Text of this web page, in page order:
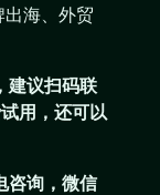
海、外贸
建议扫码联
用，还可以
咨询，微信